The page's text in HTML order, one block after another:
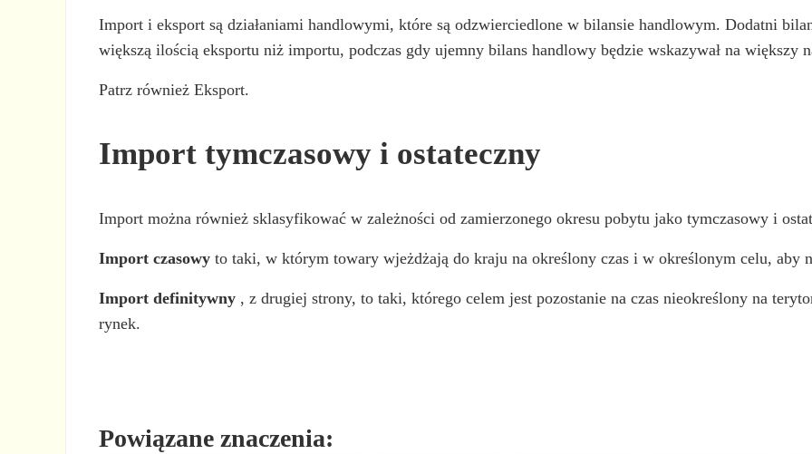
Import i eksport są działaniami handlowymi, które są odzwierciedlone w bilansie handlowym. Dodatni
większą ilością eksportu niż importu, podczas gdy ujemny bilans handlowy będzie wskazywał na większy
Patrz również Eksport.
Import tymczasowy i ostateczny
Import można również sklasyfikować w zależności od zamierzonego okresu pobytu jako tymczasowy i
Import czasowy to taki, w którym towary wjeżdżają do kraju na określony czas i w określonym celu, aby
Import definitywny , z drugiej strony, to taki, którego celem jest pozostanie na czas nieokreślony na
rynek.
Powiązane znaczenia: